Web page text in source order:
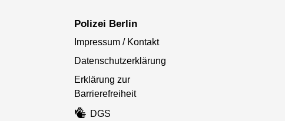
Polizei Berlin
Impressum / Kontakt
Datenschutzerklärung
Erklärung zur
Barrierefreiheit
DGS